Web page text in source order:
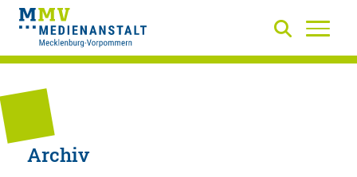
Archiv